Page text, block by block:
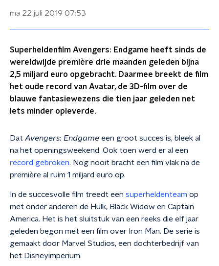
ma 22 juli 2019 07:53
Superheldenfilm Avengers: Endgame heeft sinds de
wereldwijde première drie maanden geleden bijna
2,5 miljard euro opgebracht. Daarmee breekt de film
het oude record van Avatar, de 3D-film over de
blauwe fantasiewezens die tien jaar geleden net
iets minder opleverde.
Dat Avengers: Endgame een groot succes is, bleek al
na het openingsweekend. Ook toen werd er al een
record gebroken. Nog nooit bracht een film vlak na de
première al ruim 1 miljard euro op.
In de succesvolle film treedt een superheldenteam op
met onder anderen de Hulk, Black Widow en Captain
America. Het is het sluitstuk van een reeks die elf jaar
geleden begon met een film over Iron Man. De serie is
gemaakt door Marvel Studios, een dochterbedrijf van
het Disneyimperium.